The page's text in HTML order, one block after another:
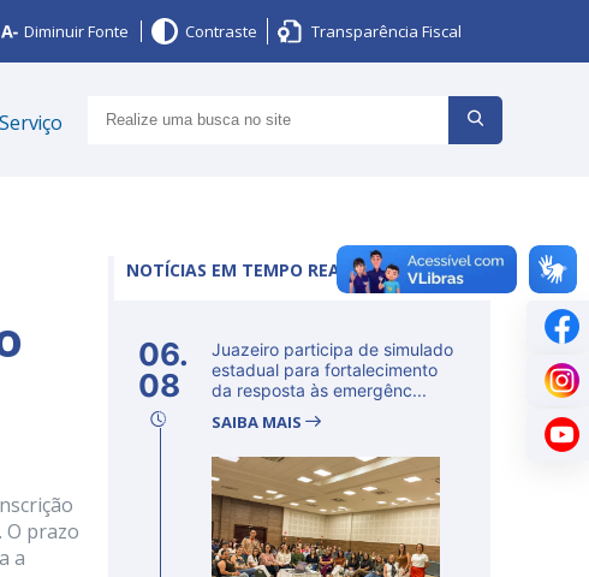
Diminuir Fonte Contraste Transparência Fiscal
O prazo
a
NOTÍCIAS EM TEMPO REAL
06.
08
Juazeiro participa de simulado
estadual para fortalecimento
da resposta às emergênc...
SAIBA MAIS